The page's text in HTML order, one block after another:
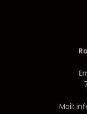
Mail: